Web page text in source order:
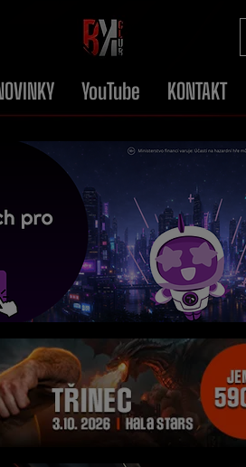
YouTube KONTAKT